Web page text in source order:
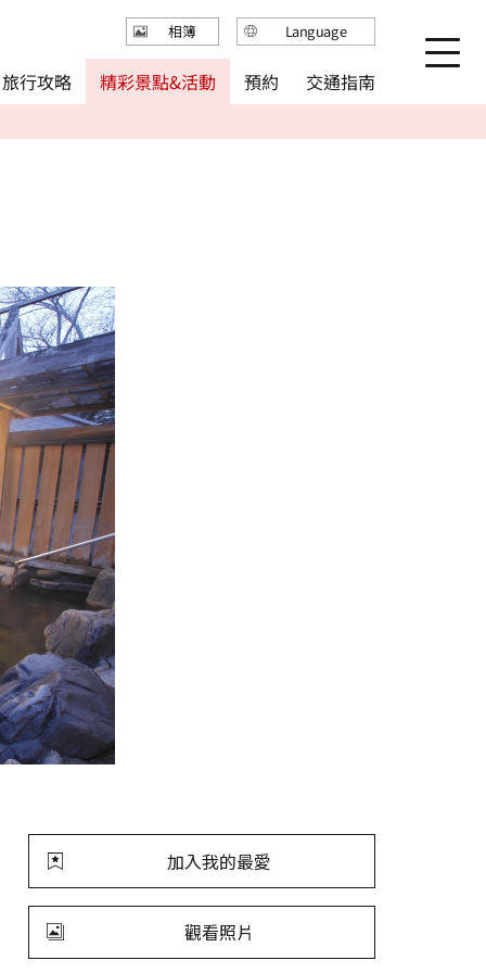
加入我的最愛
觀看照片
旅行攻略 精彩景點&活動 預約 交通指南
相簿 Language
English
简体中文